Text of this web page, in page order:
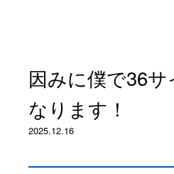
因みに僕で36サ
なります！
2025.12.16